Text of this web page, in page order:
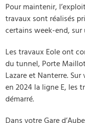
Pour maintenir,
travaux sont réalisés
certains week-end, sur
Les travaux Eole ont
du tunnel, Porte
Lazare et Nanterre.
en 2024 la ligne E, les
démarré.